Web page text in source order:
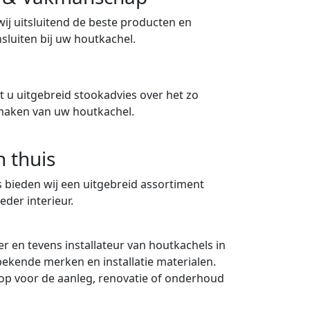
uitsluitend de beste producten en
bij uw houtkachel.
u uitgebreid stookadvies over het zo
van uw houtkachel.
thuis
bieden wij een uitgebreid assortiment
interieur.
en tevens installateur van houtkachels in
merken en installatie materialen.
voor de aanleg, renovatie of onderhoud